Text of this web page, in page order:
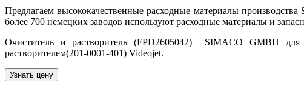
Предлагаем высококачественные расходные материалы производства
более 700 немецких заводов используют расходные материалы и
Очиститель и растворитель (FPD2605042) SIMACO GMBH
растворителем(201-0001-401) Videojet.
Узнать цену